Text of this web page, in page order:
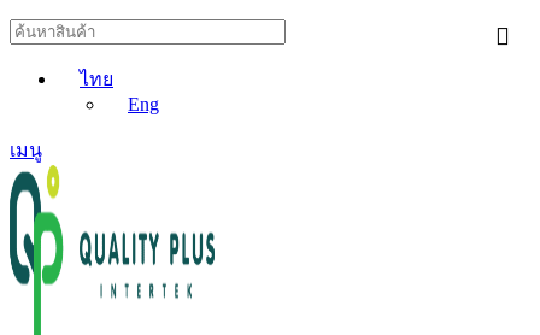
ไทย
Eng
เมนู